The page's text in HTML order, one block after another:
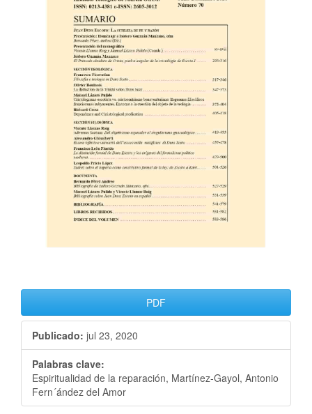
PDF
Publicado: jul 23, 2020
Palabras clave:
Espiritualidad de la reparación, Martínez-Gayol, Antonio
Fern´ández del Amor